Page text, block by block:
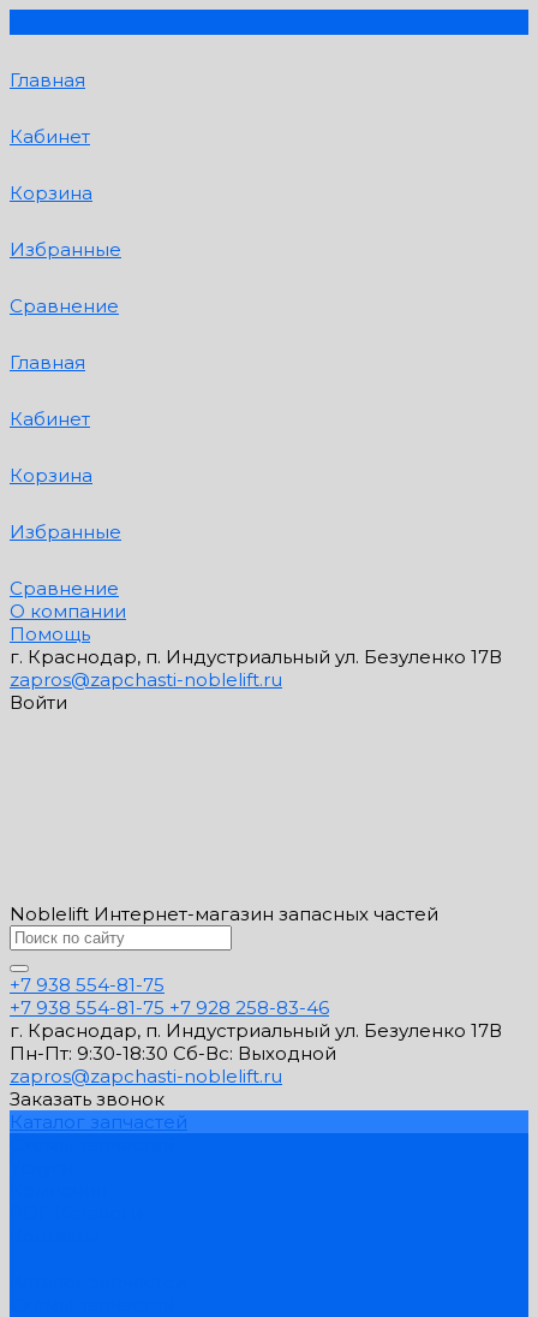
Главная
Кабинет
Корзина
Избранные
Сравнение
Главная
Кабинет
Корзина
Избранные
Сравнение
О компании
Помощь
г. Краснодар, п. Индустриальный ул. Безуленко 17В
zapros@zapchasti-noblelift.ru
Войти
Noblelift Интернет-магазин запасных частей
+7 938 554-81-75
+7 938 554-81-75 +7 928 258-83-46
г. Краснодар, п. Индустриальный ул. Безуленко 17В
Пн-Пт: 9:30-18:30 Cб-Вс: Выходной
zapros@zapchasti-noblelift.ru
Заказать звонок
Каталог запчастей